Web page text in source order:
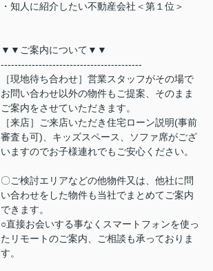
・知人に紹介したい不動産会社＜第１位＞
▼▼ご案内について▼▼
-----------------------------------------
［現地待ち合わせ］営業スタッフがその場で
お問い合わせ以外の物件もご提案、そのまま
ご案内をさせていただきます。
［来店］ご来店いただき住宅ローン説明(事前
審査も可)、キッズスペース、ソファ席がござ
いますのでお子様連れでもご安心ください。
〇ご検討エリアなどの他物件又は、他社に問
い合わせをした物件も当社でまとめてご案内
できます。
○直接お会いする事なくスマートフォンを使っ
たリモートのご案内、ご相談も承っておりま
す。